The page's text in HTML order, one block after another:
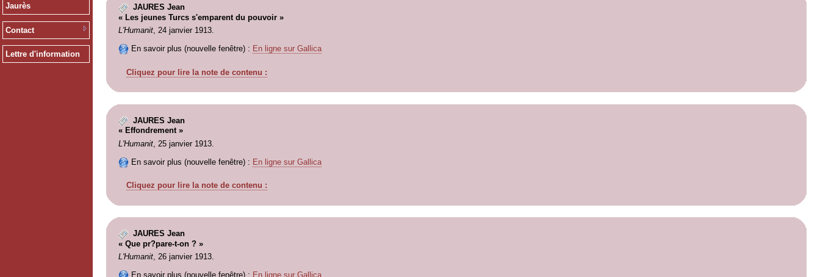
Jaurès
Contact
Lettre d'information
JAURES Jean
« Les jeunes Turcs s'emparent du pouvoir »
L'Humanit, 24 janvier 1913.
En savoir plus (nouvelle fenêtre) : En ligne sur Gallica
Cliquez pour lire la note de contenu :
JAURES Jean
« Effondrement »
L'Humanit, 25 janvier 1913.
En savoir plus (nouvelle fenêtre) : En ligne sur Gallica
Cliquez pour lire la note de contenu :
JAURES Jean
« Que pr?pare-t-on ? »
L'Humanit, 26 janvier 1913.
En savoir plus (nouvelle fenêtre) : En ligne sur Gallica